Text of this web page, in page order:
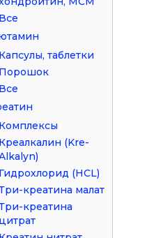
Все
Капсулы, таблетки
Порошок
Все
Комплексы
Креалкалин (Kre-
Гидрохлорид (HCL)
креатина малат
креатина
цитрат